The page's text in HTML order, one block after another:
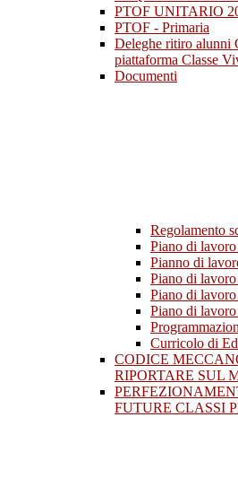
PTOF UNITARIO
PTOF - Primaria
Deleghe ritiro alunni
piattaforma Classe
Documenti
Regolamento
Piano di
Pianno di
Piano di
Piano di
Piano di
Curricolo di
CODICE
RIPORTARE SUL
FUTURE CLASSI